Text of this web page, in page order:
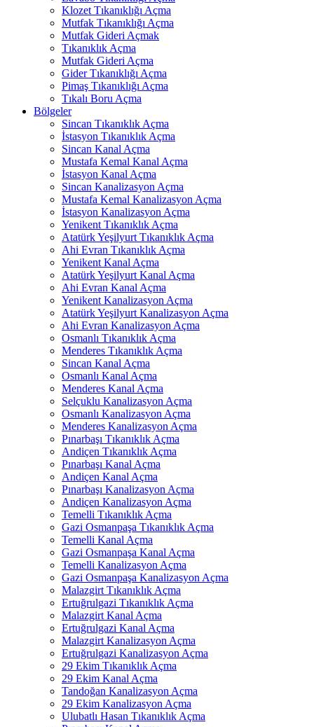
Klozet Tıkanıklığı Açma
Mutfak Tıkanıklığı Açma
Mutfak Gideri Açmak
Tıkanıklık Açma
Mutfak Gideri Açma
Gider Tıkanıklığı Açma
Pimaş Tıkanıklığı Açma
Tıkalı Boru Açma
Bölgeler
Sincan Tıkanıklık Açma
İstasyon Tıkanıklık Açma
Sincan Kanal Açma
Mustafa Kemal Kanal Açma
İstasyon Kanal Açma
Sincan Kanalizasyon Açma
Mustafa Kemal Kanalizasyon Açma
İstasyon Kanalizasyon Açma
Yenikent Tıkanıklık Açma
Atatürk Yeşilyurt Tıkanıklık Açma
Ahi Evran Tıkanıklık Açma
Yenikent Kanal Açma
Atatürk Yeşilyurt Kanal Açma
Ahi Evran Kanal Açma
Yenikent Kanalizasyon Açma
Atatürk Yeşilyurt Kanalizasyon Açma
Ahi Evran Kanalizasyon Açma
Osmanlı Tıkanıklık Açma
Menderes Tıkanıklık Açma
Sincan Kanal Açma
Osmanlı Kanal Açma
Menderes Kanal Açma
Selçuklu Kanalizasyon Açma
Osmanlı Kanalizasyon Açma
Menderes Kanalizasyon Açma
Pınarbaşı Tıkanıklık Açma
Andiçen Tıkanıklık Açma
Pınarbaşı Kanal Açma
Andiçen Kanal Açma
Pınarbaşı Kanalizasyon Açma
Andiçen Kanalizasyon Açma
Temelli Tıkanıklık Açma
Gazi Osmanpaşa Tıkanıklık Açma
Temelli Kanal Açma
Gazi Osmanpaşa Kanal Açma
Temelli Kanalizasyon Açma
Gazi Osmanpaşa Kanalizasyon Açma
Malazgirt Tıkanıklık Açma
Ertuğrulgazi Tıkanıklık Açma
Malazgirt Kanal Açma
Ertuğrulgazi Kanal Açma
Malazgirt Kanalizasyon Açma
Ertuğrulgazi Kanalizasyon Açma
29 Ekim Tıkanıklık Açma
29 Ekim Kanal Açma
Tandoğan Kanalizasyon Açma
29 Ekim Kanalizasyon Açma
Ulubatlı Hasan Tıkanıklık Açma